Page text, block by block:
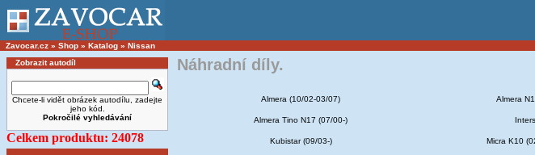
Zavocar.cz » Shop » Katalog » Nissan
Zobrazit autodíl
Chcete-li vidět obrázek autodílu, zadejte
jeho kód.
Pokročilé vyhledávání
Celkem produktu: 24078
Náhradní díly.
Almera (10/02-03/07) Almera
Almera Tino N17 (07/00-)
Kubistar (09/03-) Micra K10